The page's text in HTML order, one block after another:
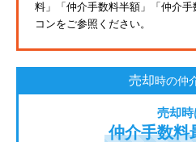
料」「仲介手数料半額」「仲介
コンをご参照ください。
売却時の仲
売却時
仲介手数料